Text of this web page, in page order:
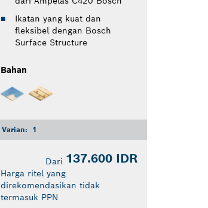
Ikatan yang kuat dan
fleksibel dengan Bosch
Surface Structure
Bahan
Varian: 1
Dari 137.600 IDR
Harga ritel yang
direkomendasikan tidak
termasuk PPN